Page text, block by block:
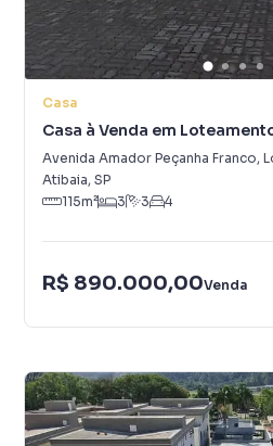
Casa
Casa à Venda em
Avenida Amador Peçanha Franco,
Atibaia, SP
115m² 3 3 4
R$ 890.000,00Venda